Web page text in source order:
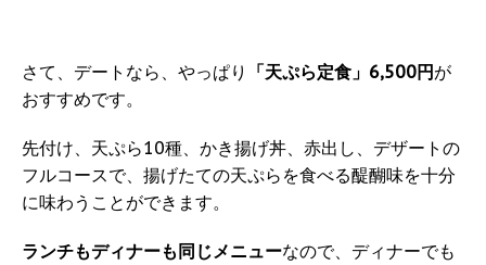
さて、デートなら、やっぱり 「天ぷら定食」6,500円が
おすすめです。
先付け、天ぷら10種、かき揚げ丼、赤出し、デザートの
フルコースで、揚げたての天ぷらを食べる醍醐味を十分
に味わうことができます。
ランチもディナーも同じメニューなので、ディナーでも